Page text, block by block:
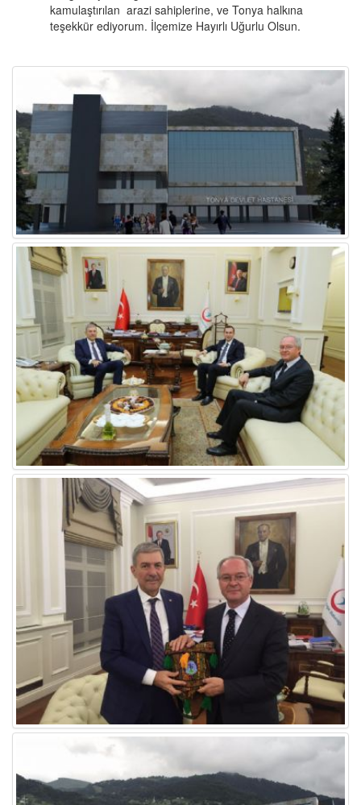
kamulaştırılan arazi sahiplerine, ve Tonya halkına
teşekkür ediyorum. İlçemize Hayırlı Uğurlu Olsun.